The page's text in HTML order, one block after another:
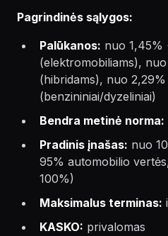
Pagrindinės sąlygos:
Palūkanos: nuo 1,45%
(elektromobiliams),
(hibridams), nuo 2,29%
(benzininiai/dyzeliniai)
Bendra metinė norma:
Pradinis įnašas: nuo
95% automobilio
100%)
Maksimalus terminas:
KASKO: privalomas